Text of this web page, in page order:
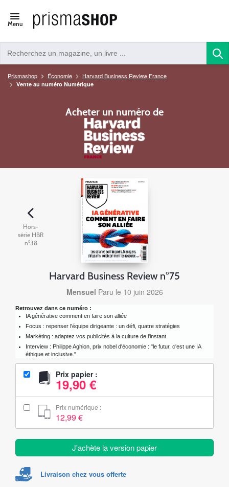
Open/close
navigation
Menu
Prismashop Économie Harvard Business Review France
Vente au numéro Numérique
Acheter un numéro de
Hors-
série HBR
n°38
Harvard Business Review n°75
Mensuel Paru le 10 juin 2026
Retrouvez dans ce numéro :
IA générative comment en faire son alliée
Focus : repenser l'équipe dirigeante : un défi, quatre stratégies
Markéting : adaptez vos publicités à la culture de l'instant
Interview : Philippe Aghion, prix nobel d'économie : "le futur, c'est une IA
éthique et inclusive."
Prix papier :
19,90 €
Prix numérique :
12,99 €
J'achète la version papier
Livraison chez vous offerte